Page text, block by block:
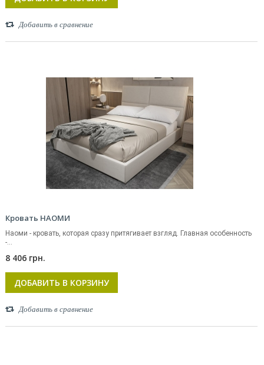
Добавить в сравнение
Кровать НАОМИ
Наоми - кровать, которая сразу притягивает взгляд. Главная особенность
-...
8 406 грн.
ДОБАВИТЬ В КОРЗИНУ
Добавить в сравнение